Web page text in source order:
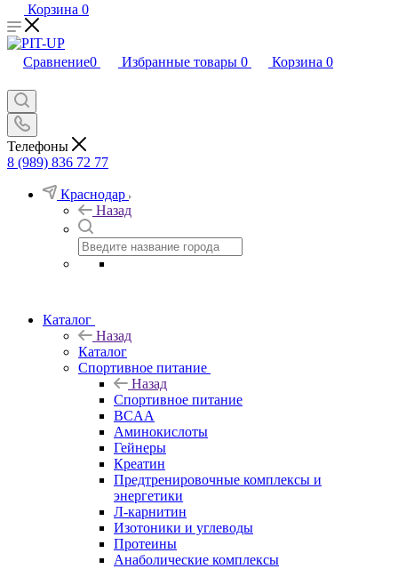
Корзина 0
Сравнение0 Избранные товары 0 Корзина 0
Телефоны
8 (989) 836 72 77
Краснодар
Назад
Каталог
Назад
Каталог
Спортивное питание
Назад
Спортивное питание
BCAA
Аминокислоты
Гейнеры
Креатин
Предтренировочные комплексы и
энергетики
Л-карнитин
Изотоники и углеводы
Протеины
Анаболические комплексы